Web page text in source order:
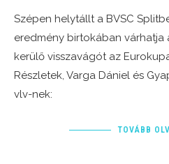
Szépen helytállt a BVSC
eredmény birtokában várhatja
kerülő visszavágót az
Részletek, Varga Dániel és
vlv-nek:
TOVÁBB